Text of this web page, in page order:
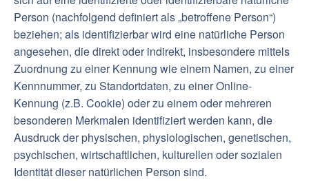
Person (nachfolgend definiert als „betroffene Person“)
beziehen; als identifizierbar wird eine natürliche Person
angesehen, die direkt oder indirekt, insbesondere mittels
Zuordnung zu einer Kennung wie einem Namen, zu einer
Kennnummer, zu Standortdaten, zu einer Online-
Kennung (z.B. Cookie) oder zu einem oder mehreren
besonderen Merkmalen identifiziert werden kann, die
Ausdruck der physischen, physiologischen, genetischen,
psychischen, wirtschaftlichen, kulturellen oder sozialen
Identität dieser natürlichen Person sind.